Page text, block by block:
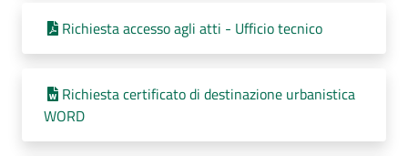
Richiesta accesso agli atti - Ufficio tecnico
Richiesta certificato di destinazione urbanistica
WORD